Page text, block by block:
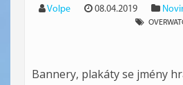
Volpe 08.04.2019
Bannery, plakáty se jmény